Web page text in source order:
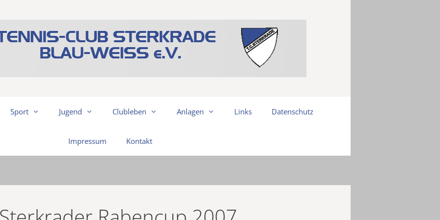
Sport Jugend Clubleben Anlagen Links Datenschutz
Impressum Kontakt